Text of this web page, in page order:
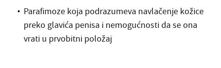
Parafimoze koja podrazumeva navlačenje kožice
preko glavića penisa i nemogućnosti da se ona
vrati u prvobitni položaj